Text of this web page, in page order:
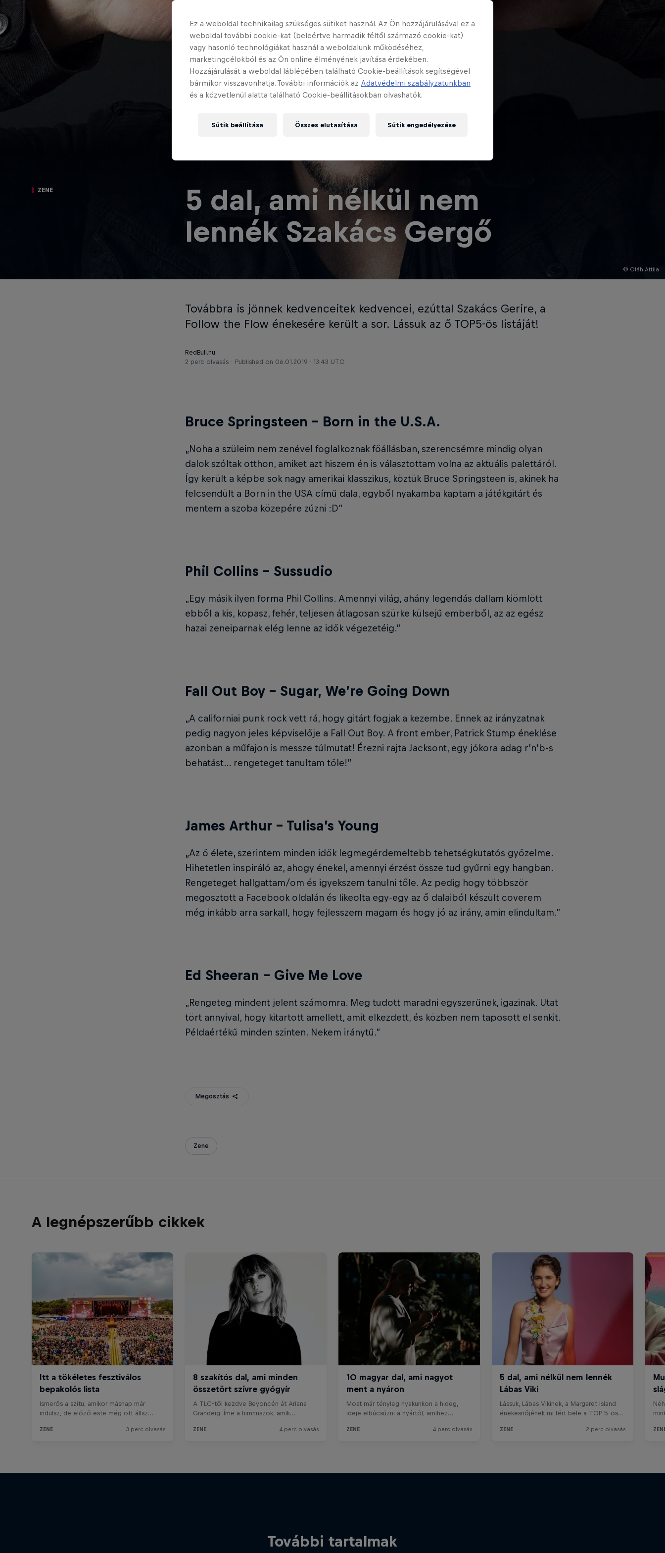
© Oláh Attila
ZENE
5 dal, ami nélkül nem
lennék Szakács Gergő
Továbbra is jönnek kedvenceitek kedvencei, ezúttal Szakács Gerire, a
Follow the Flow énekesére került a sor. Lássuk az ő TOP5-ös listáját!
RedBull.hu
2 perc olvasás
Published on 06.01.2019 · 13:43 UTC
Bruce Springsteen – Born in the U.S.A.
„Noha a szüleim nem zenével foglalkoznak főállásban, szerencsémre mindig olyan
dalok szóltak otthon, amiket azt hiszem én is választottam volna az aktuális palettáról.
Így került a képbe sok nagy amerikai klasszikus, köztük Bruce Springsteen is, akinek ha
felcsendült a Born in the USA című dala, egyből nyakamba kaptam a játékgitárt és
mentem a szoba közepére zúzni :D”
Phil Collins – Sussudio
„Egy másik ilyen forma Phil Collins. Amennyi világ, ahány legendás dallam kiömlött
ebből a kis, kopasz, fehér, teljesen átlagosan szürke külsejű emberből, az az egész
hazai zeneiparnak elég lenne az idők végezetéig.”
Fall Out Boy – Sugar, We’re Going Down
„A californiai punk rock vett rá, hogy gitárt fogjak a kezembe. Ennek az irányzatnak
pedig nagyon jeles képviselője a Fall Out Boy. A front ember, Patrick Stump éneklése
azonban a műfajon is messze túlmutat! Érezni rajta Jacksont, egy jókora adag r’n’b-s
behatást… rengeteget tanultam tőle!”
James Arthur – Tulisa’s Young
„Az ő élete, szerintem minden idők legmegérdemeltebb tehetségkutatós győzelme.
Hihetetlen inspiráló az, ahogy énekel, amennyi érzést össze tud gyűrni egy hangban.
Rengeteget hallgattam/om és igyekszem tanulni tőle. Az pedig hogy többször
megosztott a Facebook oldalán és likeolta egy-egy az ő dalaiból készült coverem
még inkább arra sarkall, hogy fejlesszem magam és hogy jó az irány, amin elindultam.”
Ed Sheeran – Give Me Love
„Rengeteg mindent jelent számomra. Meg tudott maradni egyszerűnek, igazinak. Utat
tört annyival, hogy kitartott amellett, amit elkezdett, és közben nem taposott el senkit.
Példaértékű minden szinten. Nekem iránytű.”
Megosztás
Zene
A legnépszerűbb cikkek
További tartalmak
Ez a weboldal technikailag szükséges sütiket használ. Az Ön hozzájárulásával ez a
weboldal további cookie-kat (beleértve harmadik féltől származó cookie-kat)
vagy hasonló technológiákat használ a weboldalunk működéséhez,
marketingcélokból és az Ön online élményének javítása érdekében.
Hozzájárulását a weboldal láblécében található Cookie-beállítások segítségével
bármikor visszavonhatja. További információk az Adatvédelmi szabályzatunkban
és a közvetlenül alatta található Cookie-beállításokban olvashatók.
Sütik beállítása Összes elutasítása Sütik engedélyezése